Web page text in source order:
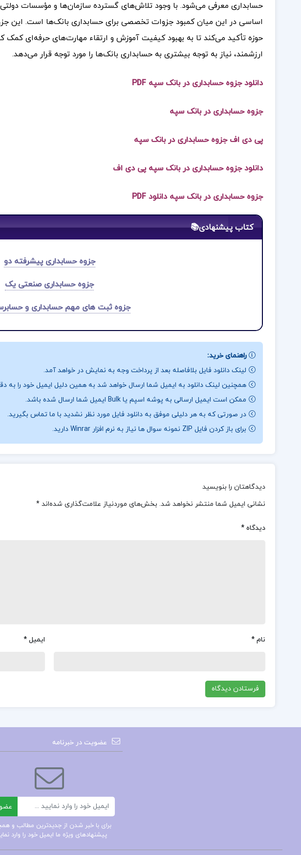
حسابداری معرفی می‌شود. با وجود تلاش‌های گسترده سازمان‌ها و مؤسسات
اساسی در این میان کمبود جزوات تخصصی برای حسابداری بانک‌ها است. این
حوزه تأکید می‌کند تا به بهبود کیفیت آموزش و ارتقاء مهارت‌های حرفه‌ای کمک
ارزشمند، نیاز به توجه بیشتری به حسابداری بانک‌ها را مورد توجه قرار می‌دهد.
دانلود جزوه حسابداری در بانک سپه PDF
جزوه حسابداری در بانک سپه
پی دی اف جزوه حسابداری در بانک سپه
دانلود جزوه حسابداری در بانک سپه پی دی اف
جزوه حسابداری در بانک سپه دانلود PDF
کتاب پیشنهادی📚
جزوه حسابداری پیشرفته دو
جزوه حسابداری صنعتی یک
جزوه ثبت های مهم حسابداری و
راهنمای خرید:
لینک دانلود فایل بلافاصله بعد از پرداخت وجه به نمایش در خواهد آمد.
همچنین لینک دانلود به ایمیل شما ارسال خواهد شد به همین دلیل ایمیل خود را به
ممکن است ایمیل ارسالی به پوشه اسپم یا Bulk ایمیل شما ارسال شده باشد.
در صورتی که به هر دلیلی موفق به دانلود فایل مورد نظر نشدید با ما تماس بگیرید.
برای باز کردن فایل ZIP نمونه سوال ها نیاز به نرم افزار Winrar دارید.
دیدگاهتان را بنویسید
نشانی ایمیل شما منتشر نخواهد شد. بخش‌های موردنیاز علامت‌گذاری شده‌اند*
دیدگاه*
نام* ایمیل *
عضویت در خبرنامه
ایمیل
برای با خبر شدن از جدیدترین مطالب و
پیشنهادهای ویژه ما ایمیل خود را وارد